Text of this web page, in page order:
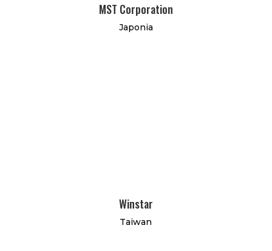
MST Corporation
Japonia
Winstar
Taiwan